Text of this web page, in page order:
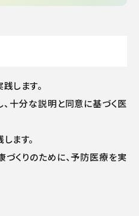
します。
十分な説明と同意に基づく医
ます。
くりのために、予防医療を実